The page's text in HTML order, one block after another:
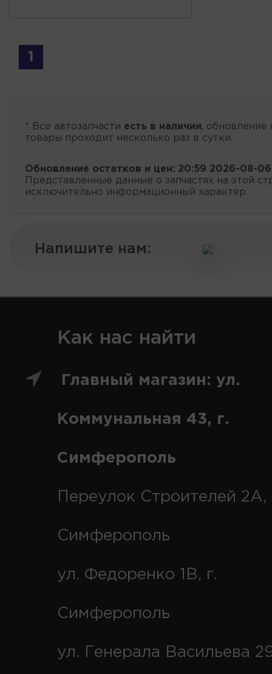
1
* Все автозапчасти есть в наличии, обновление
товары проходит несколько раз в сутки.
Обновление остатков и цен: 20:59 2026-08-06
Представленные данные о запчастях на этой
исключительно информационный характер.
Напишите нам:
Как нас найти
Главный магазин: ул.
Коммунальная 43, г.
Симферополь
Переулок Строителей 2А,
Симферополь
ул. Федоренко 1В, г.
Симферополь
ул. Генерала Васильева